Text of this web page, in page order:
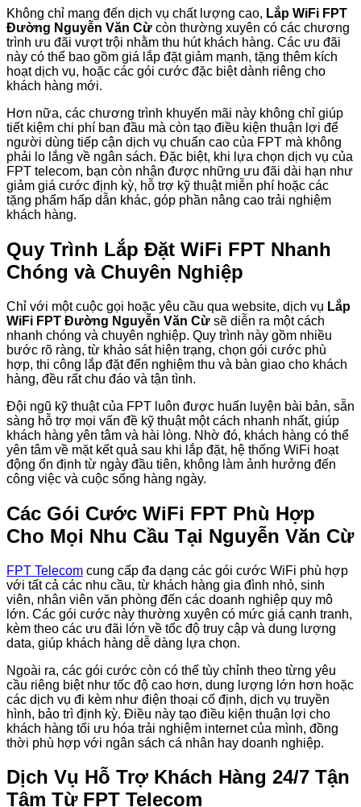
Không chỉ mang đến dịch vụ chất lượng cao, Lắp WiFi FPT
Đường Nguyễn Văn Cừ còn thường xuyên có các chương
trình ưu đãi vượt trội nhằm thu hút khách hàng. Các ưu đãi
này có thể bao gồm giá lắp đặt giảm mạnh, tặng thêm kích
hoạt dịch vụ, hoặc các gói cước đặc biệt dành riêng cho
khách hàng mới.
Hơn nữa, các chương trình khuyến mãi này không chỉ giúp
tiết kiệm chi phí ban đầu mà còn tạo điều kiện thuận lợi để
người dùng tiếp cận dịch vụ chuẩn cao của FPT mà không
phải lo lắng về ngân sách. Đặc biệt, khi lựa chọn dịch vụ của
FPT telecom, bạn còn nhận được những ưu đãi dài hạn như
giảm giá cước định kỳ, hỗ trợ kỹ thuật miễn phí hoặc các
tặng phẩm hấp dẫn khác, góp phần nâng cao trải nghiệm
khách hàng.
Quy Trình Lắp Đặt WiFi FPT Nhanh
Chóng và Chuyên Nghiệp
Chỉ với một cuộc gọi hoặc yêu cầu qua website, dịch vụ Lắp
WiFi FPT Đường Nguyễn Văn Cừ sẽ diễn ra một cách
nhanh chóng và chuyên nghiệp. Quy trình này gồm nhiều
bước rõ ràng, từ khảo sát hiện trạng, chọn gói cước phù
hợp, thi công lắp đặt đến nghiệm thu và bàn giao cho khách
hàng, đều rất chu đáo và tận tình.
Đội ngũ kỹ thuật của FPT luôn được huấn luyện bài bản, sẵn
sàng hỗ trợ mọi vấn đề kỹ thuật một cách nhanh nhất, giúp
khách hàng yên tâm và hài lòng. Nhờ đó, khách hàng có thể
yên tâm về mặt kết quả sau khi lắp đặt, hệ thống WiFi hoạt
động ổn định từ ngày đầu tiên, không làm ảnh hưởng đến
công việc và cuộc sống hàng ngày.
Các Gói Cước WiFi FPT Phù Hợp
Cho Mọi Nhu Cầu Tại Nguyễn Văn Cừ
FPT Telecom cung cấp đa dạng các gói cước WiFi phù hợp
với tất cả các nhu cầu, từ khách hàng gia đình nhỏ, sinh
viên, nhân viên văn phòng đến các doanh nghiệp quy mô
lớn. Các gói cước này thường xuyên có mức giá cạnh tranh,
kèm theo các ưu đãi lớn về tốc độ truy cập và dung lượng
data, giúp khách hàng dễ dàng lựa chọn.
Ngoài ra, các gói cước còn có thể tùy chỉnh theo từng yêu
cầu riêng biệt như tốc độ cao hơn, dung lượng lớn hơn hoặc
các dịch vụ đi kèm như điện thoại cố định, dịch vụ truyền
hình, bảo trì định kỳ. Điều này tạo điều kiện thuận lợi cho
khách hàng tối ưu hóa trải nghiệm internet của mình, đồng
thời phù hợp với ngân sách cá nhân hay doanh nghiệp.
Dịch Vụ Hỗ Trợ Khách Hàng 24/7 Tận
Tâm Từ FPT Telecom